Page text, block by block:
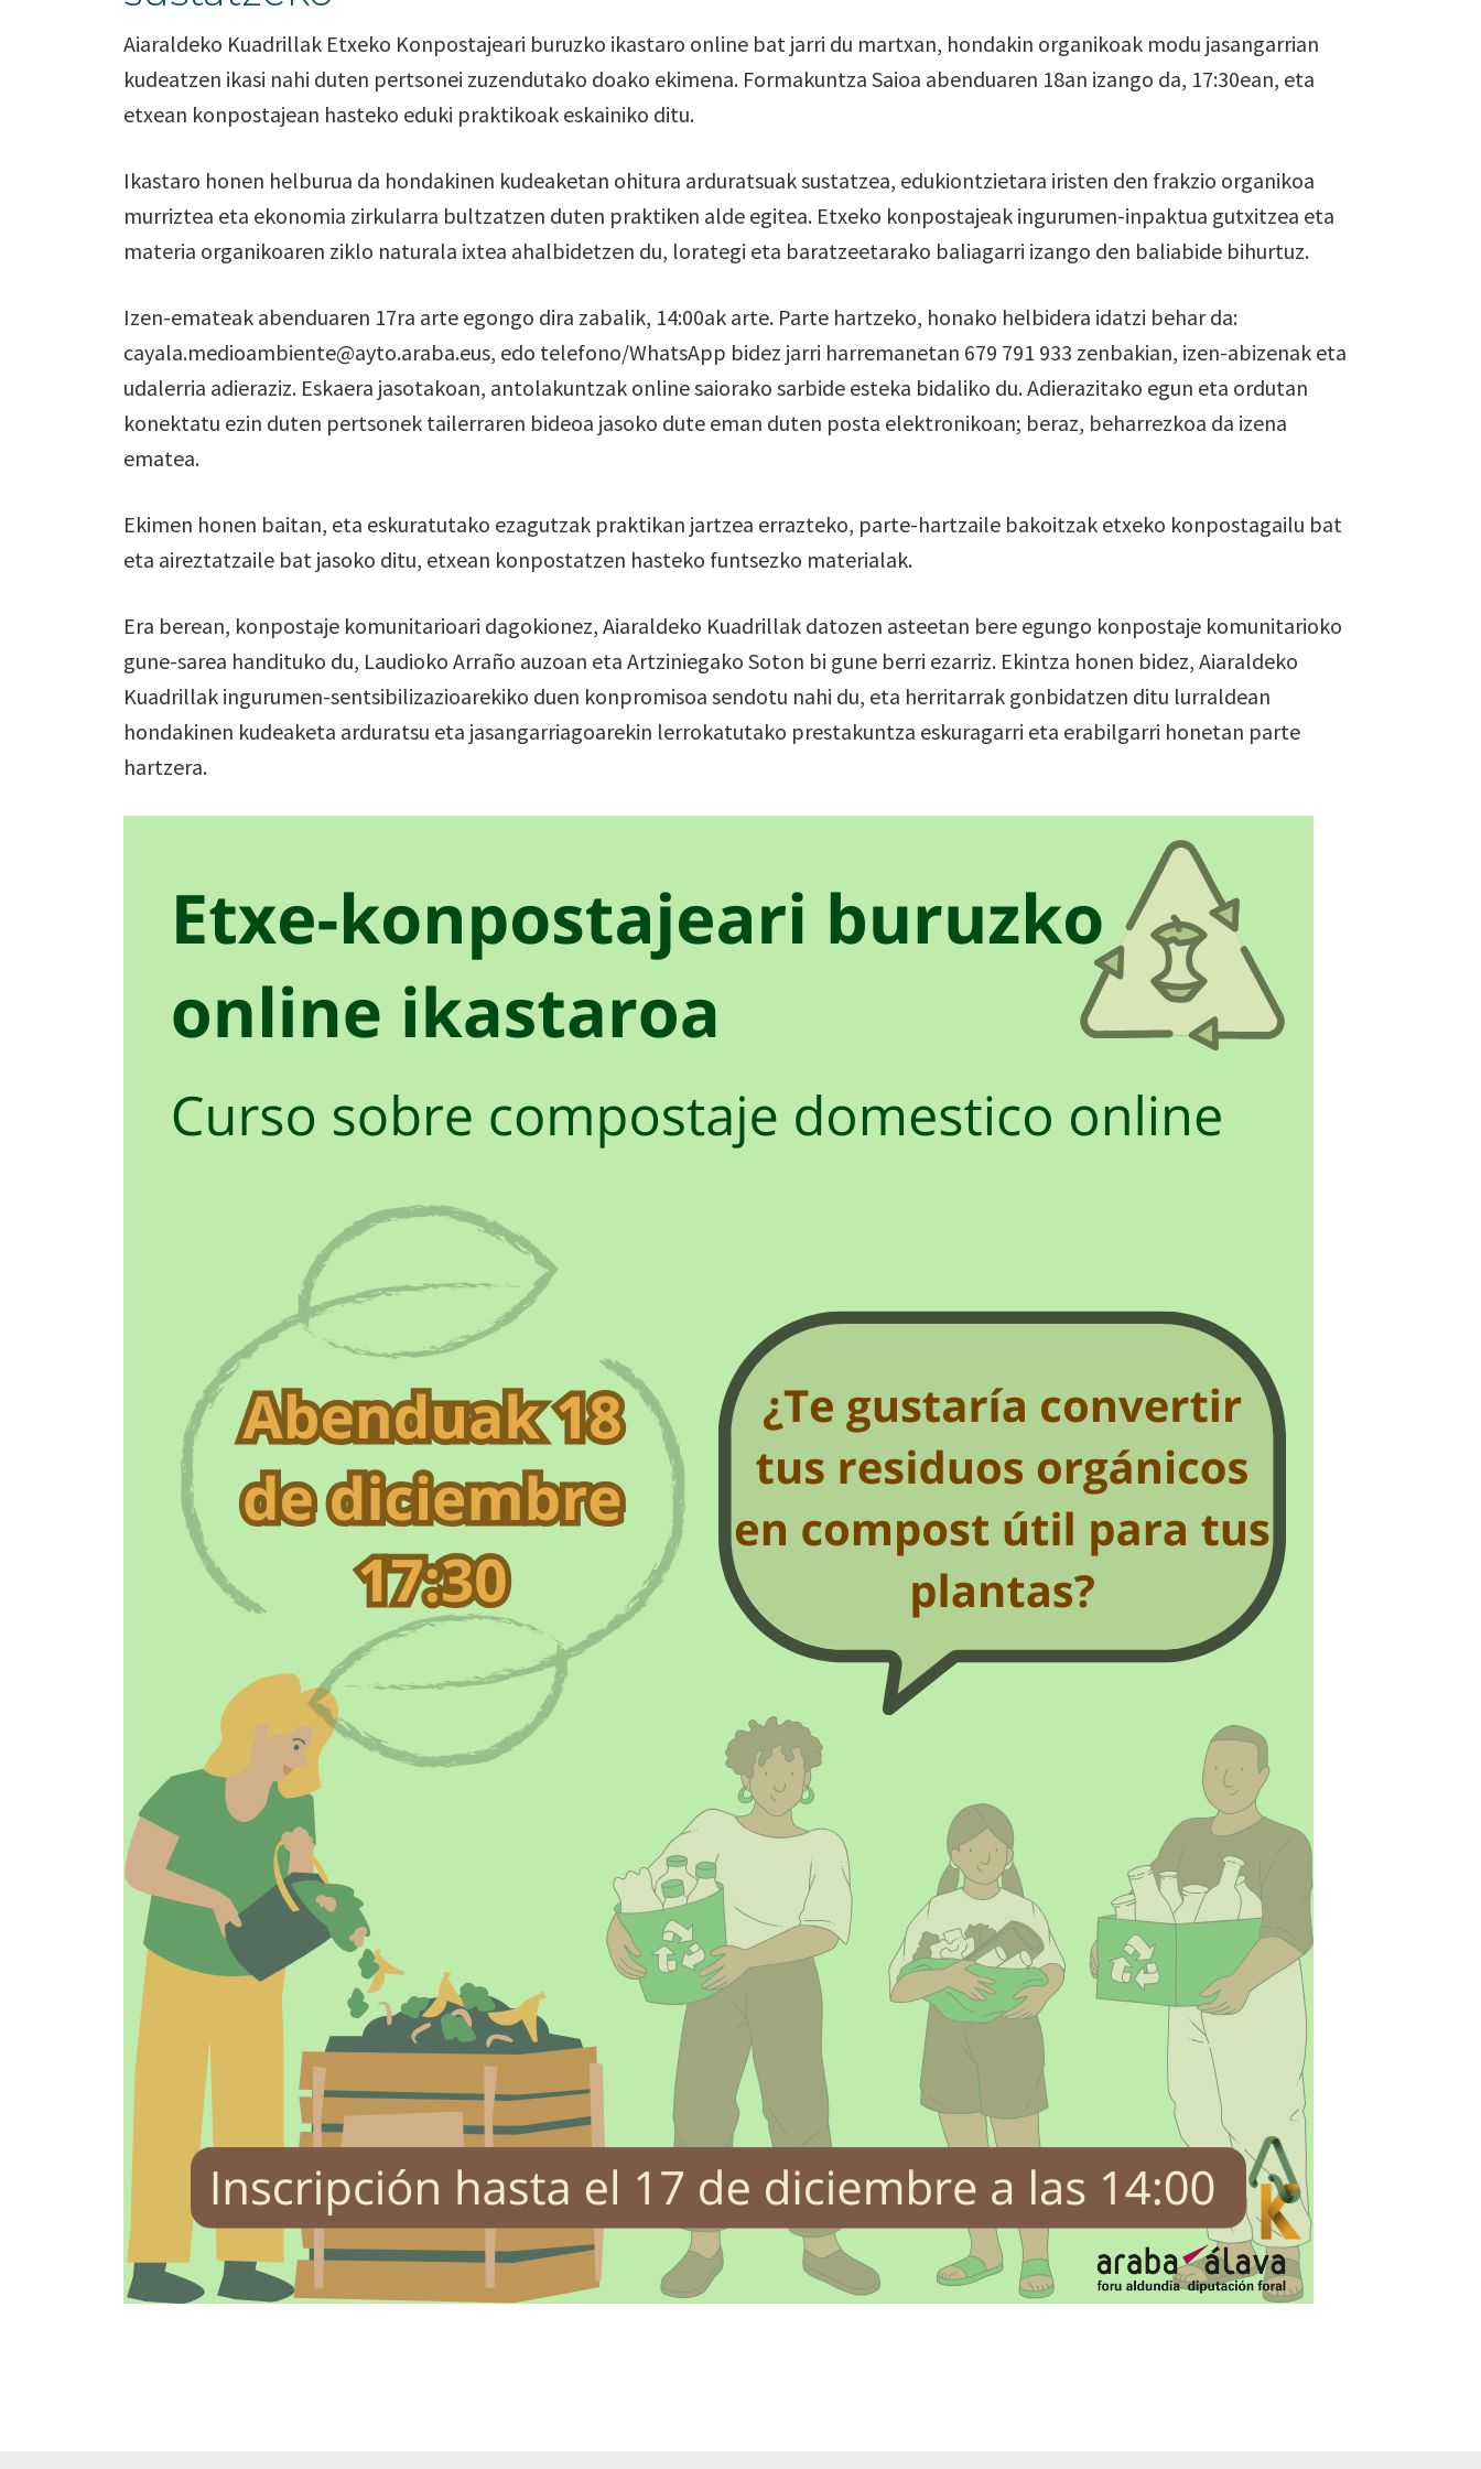
Aiaraldeko Kuadrillak Etxeko Konpostajeari buruzko ikastaro online bat jarri du martxan, hondakin organikoak modu jasangarrian
kudeatzen ikasi nahi duten pertsonei zuzendutako doako ekimena. Formakuntza Saioa abenduaren 18an izango da, 17:30ean, eta
etxean konpostajean hasteko eduki praktikoak eskainiko ditu.
Ikastaro honen helburua da hondakinen kudeaketan ohitura arduratsuak sustatzea, edukiontzietara iristen den frakzio organikoa
murriztea eta ekonomia zirkularra bultzatzen duten praktiken alde egitea. Etxeko konpostajeak ingurumen-inpaktua gutxitzea eta
materia organikoaren ziklo naturala ixtea ahalbidetzen du, lorategi eta baratzeetarako baliagarri izango den baliabide bihurtuz.
Izen-emateak abenduaren 17ra arte egongo dira zabalik, 14:00ak arte. Parte hartzeko, honako helbidera idatzi behar da:
cayala.medioambiente@ayto.araba.eus, edo telefono/WhatsApp bidez jarri harremanetan 679 791 933 zenbakian, izen-abizenak eta
udalerria adieraziz. Eskaera jasotakoan, antolakuntzak online saiorako sarbide esteka bidaliko du. Adierazitako egun eta ordutan
konektatu ezin duten pertsonek tailerraren bideoa jasoko dute eman duten posta elektronikoan; beraz, beharrezkoa da izena
ematea.
Ekimen honen baitan, eta eskuratutako ezagutzak praktikan jartzea errazteko, parte-hartzaile bakoitzak etxeko konpostagailu bat
eta aireztatzaile bat jasoko ditu, etxean konpostatzen hasteko funtsezko materialak.
Era berean, konpostaje komunitarioari dagokionez, Aiaraldeko Kuadrillak datozen asteetan bere egungo konpostaje komunitarioko
gune-sarea handituko du, Laudioko Arraño auzoan eta Artziniegako Soton bi gune berri ezarriz. Ekintza honen bidez, Aiaraldeko
Kuadrillak ingurumen-sentsibilizazioarekiko duen konpromisoa sendotu nahi du, eta herritarrak gonbidatzen ditu lurraldean
hondakinen kudeaketa arduratsu eta jasangarriagoarekin lerrokatutako prestakuntza eskuragarri eta erabilgarri honetan parte
hartzera.